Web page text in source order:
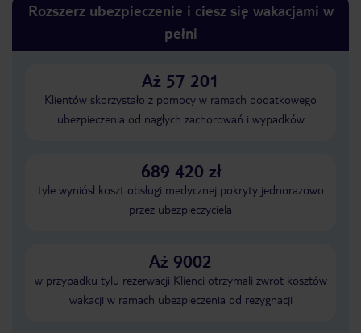
Rozszerz ubezpieczenie i ciesz się wakacjami w
pełni
Aż 57 201
Klientów skorzystało z pomocy w ramach dodatkowego
ubezpieczenia od nagłych zachorowań i wypadków
689 420 zł
tyle wyniósł koszt obsługi medycznej pokryty jednorazowo
przez ubezpieczyciela
Aż 9002
w przypadku tylu rezerwacji Klienci otrzymali zwrot kosztów
wakacji w ramach ubezpieczenia od rezygnacji